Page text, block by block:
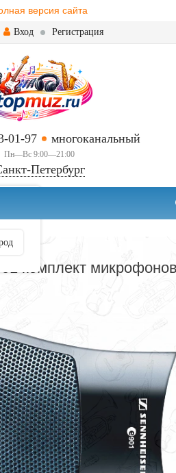
версия сайта
Вход Регистрация
01-97 многоканальный
Пн—Вс 9:00—21:00
Петербург
комплект